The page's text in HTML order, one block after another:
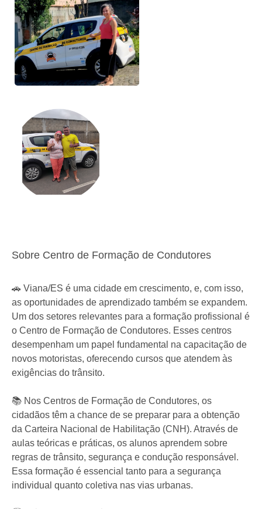
Sobre Centro de Formação de Condutores
🚗 Viana/ES é uma cidade em crescimento, e, com isso,
as oportunidades de aprendizado também se expandem.
Um dos setores relevantes para a formação profissional é
o Centro de Formação de Condutores. Esses centros
desempenham um papel fundamental na capacitação de
novos motoristas, oferecendo cursos que atendem às
exigências do trânsito.
📚 Nos Centros de Formação de Condutores, os
cidadãos têm a chance de se preparar para a obtenção
da Carteira Nacional de Habilitação (CNH). Através de
aulas teóricas e práticas, os alunos aprendem sobre
regras de trânsito, segurança e condução responsável.
Essa formação é essencial tanto para a segurança
individual quanto coletiva nas vias urbanas.